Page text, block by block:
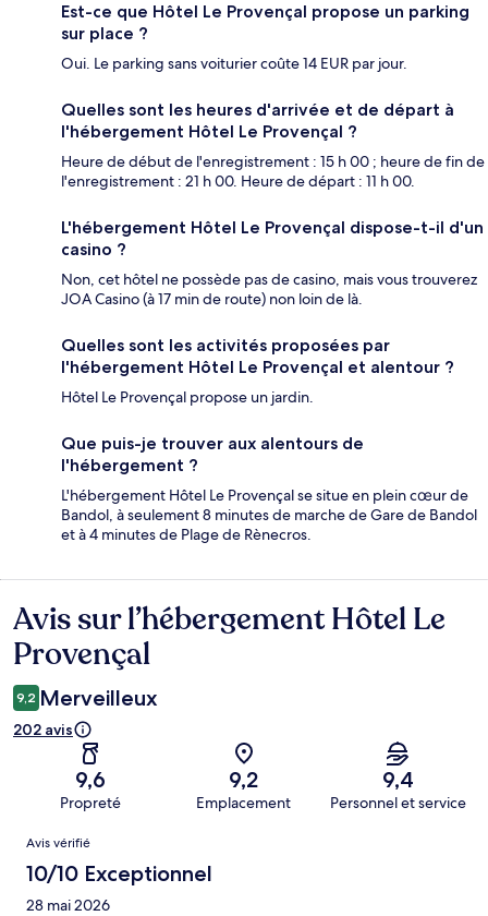
Est-ce que Hôtel Le Provençal propose un parking
sur place ?
Oui. Le parking sans voiturier coûte 14 EUR par jour.
Quelles sont les heures d'arrivée et de départ à
l'hébergement Hôtel Le Provençal ?
Heure de début de l'enregistrement : 15 h 00 ; heure de fin de
l'enregistrement : 21 h 00. Heure de départ : 11 h 00.
L'hébergement Hôtel Le Provençal dispose-t-il d'un
casino ?
Non, cet hôtel ne possède pas de casino, mais vous trouverez
JOA Casino (à 17 min de route) non loin de là.
Quelles sont les activités proposées par
l'hébergement Hôtel Le Provençal et alentour ?
Hôtel Le Provençal propose un jardin.
Que puis-je trouver aux alentours de
l'hébergement ?
L'hébergement Hôtel Le Provençal se situe en plein cœur de
Bandol, à seulement 8 minutes de marche de Gare de Bandol
et à 4 minutes de Plage de Rènecros.
Avis
Avis sur l’hébergement Hôtel Le
Provençal
9,2 Merveilleux
202 avis
9,6
Propreté
9,2
Emplacement
9,4
Personnel et service
Avis
Avis vérifié
10/10 Exceptionnel
28 mai 2026